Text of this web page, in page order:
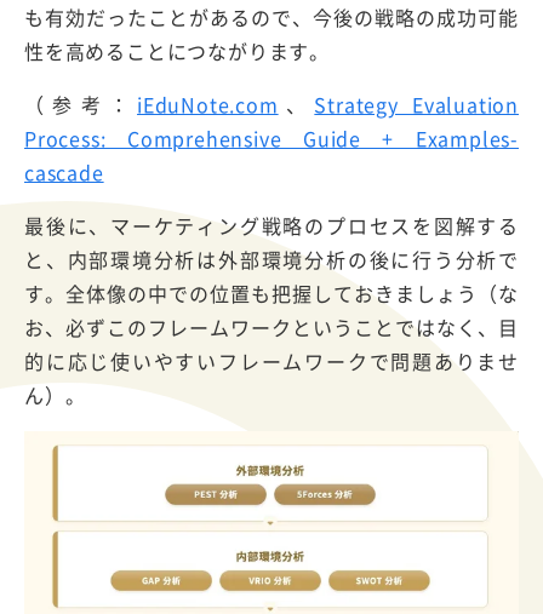
も有効だったことがあるので、今後の戦略の成功可能
性を高めることにつながります。
（参考： iEduNote.com 、 Strategy Evaluation
Process: Comprehensive Guide + Examples-
cascade
最後に、マーケティング戦略のプロセスを図解する
と、内部環境分析は外部環境分析の後に行う分析で
す。全体像の中での位置も把握しておきましょう（な
お、必ずこのフレームワークということではなく、目
的に応じ使いやすいフレームワークで問題ありませ
ん）。